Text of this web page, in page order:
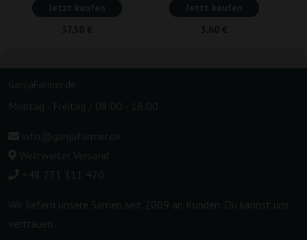
Jetzt kaufen
37,50 €
Jetzt kaufen
3,60 €
GanjaFarmer.de
Montag - Freitag / 08:00 - 16:00
info@ganjafarmer.de
Weltweiter Versand
+48 731 111 420
Wir liefern unsere Samen seit 2009 an Kunden. Du kannst uns
vertrauen.